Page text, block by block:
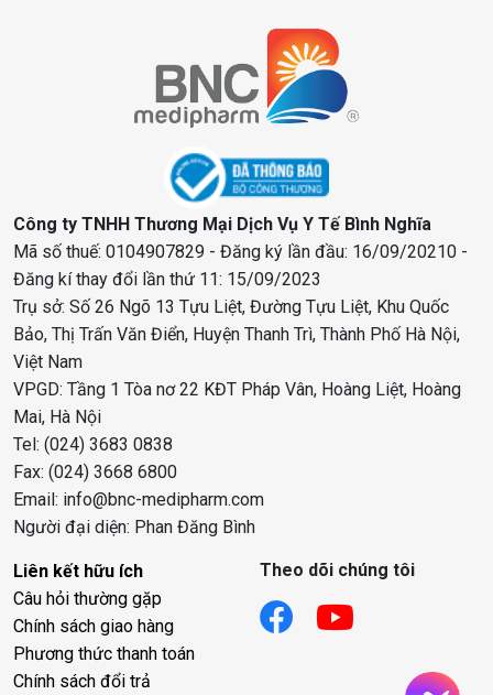
Công ty TNHH Thương Mại Dịch Vụ Y Tế Bình Nghĩa
Mã số thuế: 0104907829 - Đăng ký lần đầu: 16/09/20210 -
Đăng kí thay đổi lần thứ 11: 15/09/2023
Trụ sở: Số 26 Ngõ 13 Tựu Liệt, Đường Tựu Liệt, Khu Quốc
Bảo, Thị Trấn Văn Điển, Huyện Thanh Trì, Thành Phố Hà Nội,
Việt Nam
VPGD: Tầng 1 Tòa nơ 22 KĐT Pháp Vân, Hoàng Liệt, Hoàng
Mai, Hà Nội
Tel: (024) 3683 0838
Fax: (024) 3668 6800
Email: info@bnc-medipharm.com
Người đại diện: Phan Đăng Bình
Liên kết hữu ích
Câu hỏi thường gặp
Chính sách giao hàng
Phương thức thanh toán
Chính sách đổi trả
Theo dõi chúng tôi